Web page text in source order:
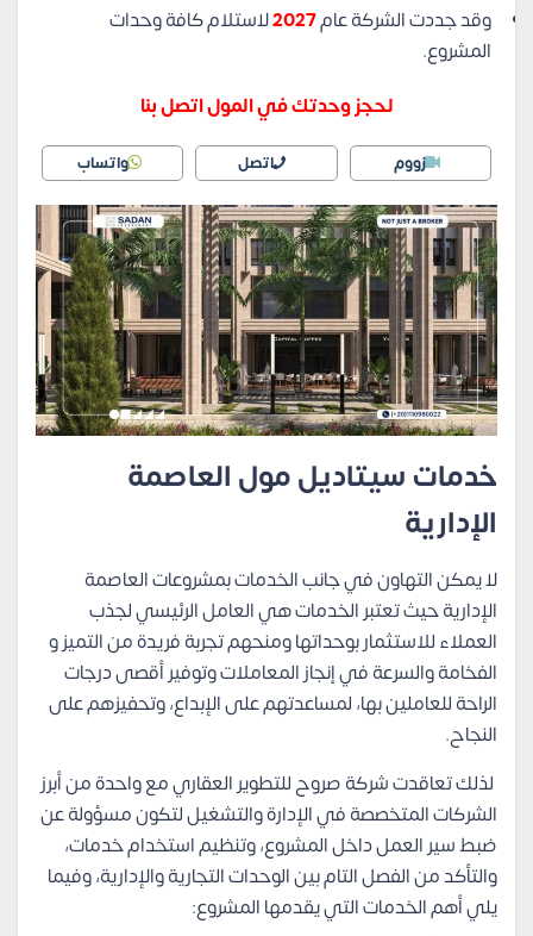
وقد جددت الشركة عام2027لاستلام كافة وحدات
المشروع.
لحجز وحدتك في المول اتصل بنا
زووم اتصل واتساب
خدمات سيتاديل مول العاصمة
الإدارية
لا يمكن التهاون في جانب الخدمات بمشروعات العاصمة
الإدارية حيث تعتبر الخدمات هي العامل الرئيسي لجذب
العملاء للاستثمار بوحداتها ومنحهم تجربة فريدة من التميز و
الفخامة والسرعة في إنجاز المعاملات وتوفير أقصى درجات
الراحة للعاملين بها، لمساعدتهم على الإبداع، وتحفيزهم على
النجاح.
لذلك تعاقدت شركة صروح للتطوير العقاري مع واحدة من أبرز
الشركات المتخصصة في الإدارة والتشغيل لتكون مسؤولة عن
ضبط سير العمل داخل المشروع، وتنظيم استخدام خدمات،
والتأكد من الفصل التام بين الوحدات التجارية والإدارية، وفيما
يلي أهم الخدمات التي يقدمها المشروع: